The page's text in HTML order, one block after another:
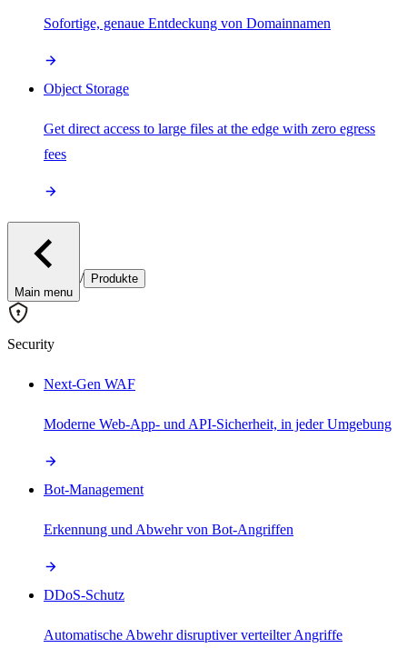
Sofortige, genaue Entdeckung von Domainnamen
Object Storage
Get direct access to large files at the edge with zero egress
fees
Main menu
/ Produkte
Security
Next-Gen WAF
Moderne Web-App- und API-Sicherheit, in jeder Umgebung
Bot-Management
Erkennung und Abwehr von Bot-Angriffen
DDoS-Schutz
Automatische Abwehr disruptiver verteilter Angriffe